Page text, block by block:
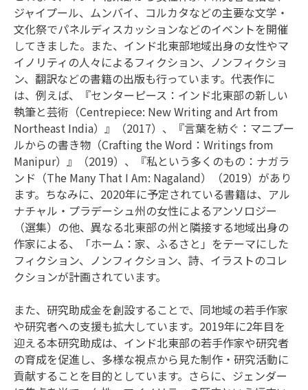
ジャイプール、ムンバイ、コルカタなどの主要な文学・
文化祭でパネルディスカッションなどのイベントを開催
してきました。また、インド北東部地域出身の女性やマ
イノリティの人々によるフィクション、ノンフィクショ
ン、翻訳などの書籍の出版も行っています。代表作に
は、例えば、『センターピース：インド北東部の新しい
執筆と芸術（Centrepiece: New Writing and Art from
Northeast India）』（2017）、『言葉を紡ぐ：マニプー
ルからの書き物（Crafting the Word：Writings from
Manipur）』（2019）、『私という多くのもの：ナガラ
ンド（The Many That I Am: Nagaland）（2019）があり
ます。ちなみに、2020年に予定されている書籍は、アル
ナチャル・プラデーシュ州の女性によるアンソロジー
（選集）の他、異なる北東部の州と隣接する地域出身の
作家による、「ホーム：家、ふるさと」をテーマにした
フィクション、ノンフィクション、詩、イラストのコレ
クションが計画されています。
また、研究助成金を創設することで、同地域の若手作家
や研究者への支援も拡大しています。2019年に2年目を
迎える本研究助成は、インド北東部の若手作家や研究者
の育成を促進し、多様な視点から見た制作・研究活動に
貢献することを目的としています。さらに、ジェンダー